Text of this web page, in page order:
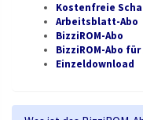
Kostenfreie
Arbeitsblatt-Abo
BizziROM-Abo
BizziROM-Abo
Einzeldownload